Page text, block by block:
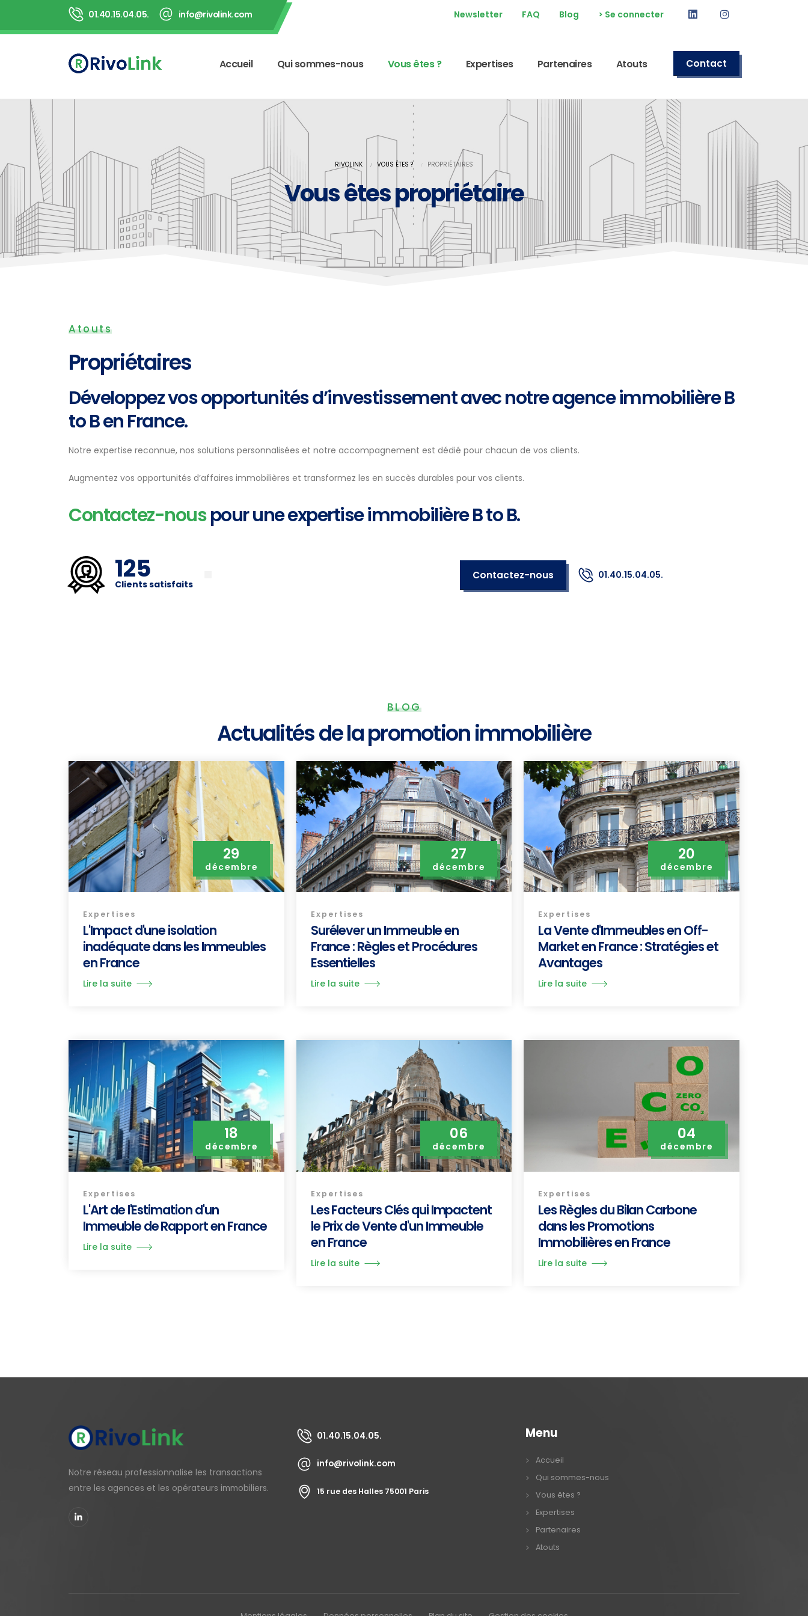
01.40.15.04.05. info@rivolink.com Newsletter FAQ Blog > Se connecter LinkedinInstagram
Accueil Qui sommes-nous Vous êtes ? Expertises Partenaires Atouts Contact
Vous êtes propriétaire
RIVOLINK VOUS ÊTES ? PROPRIÉTAIRES
Atouts
Propriétaires
Développez vos opportunités d’investissement avec notre agence immobilière B
to B en France.
Notre expertise reconnue, nos solutions personnalisées et notre accompagnement est dédié pour chacun de vos clients.
Augmentez vos opportunités d’affaires immobilières et transformez les en succès durables pour vos clients.
Contactez-nouspour une expertise immobilière B to B.
125
Clients satisfaits
Contactez-nous 01.40.15.04.05.
BLOG
Actualités de la promotion immobilière
29
décembre
Expertises
L'Impact d'une isolation
inadéquate dans les Immeubles
en France
Lire la suite
27
décembre
Expertises
Surélever un Immeuble en
France : Règles et Procédures
Essentielles
Lire la suite
20
décembre
Expertises
La Vente d'Immeubles en Off-
Market en France : Stratégies et
Avantages
Lire la suite
18
décembre
Expertises
L'Art de l'Estimation d'un
Immeuble de Rapport en France
Lire la suite
06
décembre
Expertises
Les Facteurs Clés qui Impactent
le Prix de Vente d'un Immeuble
en France
Lire la suite
04
décembre
Expertises
Les Règles du Bilan Carbone
dans les Promotions
Immobilières en France
Lire la suite
Notre réseau professionnalise les transactions
entre les agences et les opérateurs immobiliers.
01.40.15.04.05.
info@rivolink.com
15 rue des Halles 75001 Paris
Menu
Accueil
Qui sommes-nous
Vous êtes ?
Expertises
Partenaires
Atouts
Panneau de gestion des cookies